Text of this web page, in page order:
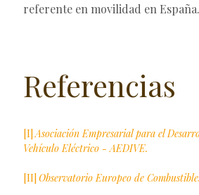
referente en movilidad en España.
Referencias
[I] Asociación Empresarial para el
Vehículo Eléctrico - AEDIVE.
[II] Observatorio Europeo de